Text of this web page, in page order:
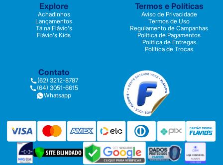
Explore
Achadinhos
Lançamentos
Tá na Flávio's
Flávio's Kids
Termos e Políticas
Aviso de Privacidade
Termos de Uso
Regulamento de Campanhas
Política de Pagamentos
Política de Entregas
Política de Trocas
Contato
(62) 3212-8787
(64) 3051-6615
Whatsapp